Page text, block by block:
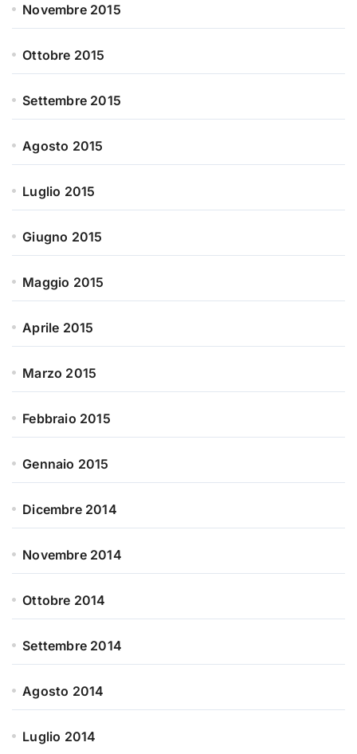
Novembre 2015
Ottobre 2015
Settembre 2015
Agosto 2015
Luglio 2015
Giugno 2015
Maggio 2015
Aprile 2015
Marzo 2015
Febbraio 2015
Gennaio 2015
Dicembre 2014
Novembre 2014
Ottobre 2014
Settembre 2014
Agosto 2014
Luglio 2014